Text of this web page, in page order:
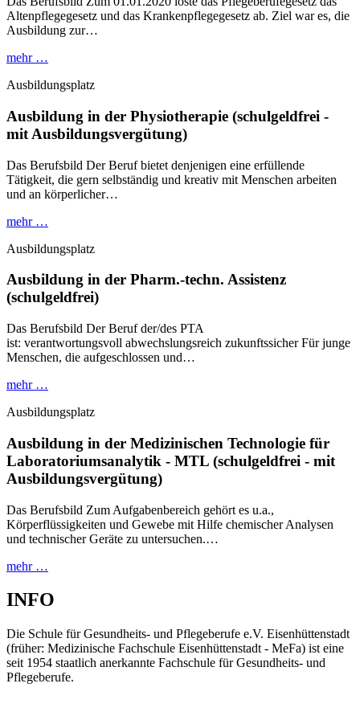
Altenpflegegesetz und das Krankenpflegegesetz ab. Ziel war es, die
Ausbildung zur…
mehr …
Ausbildungsplatz
Ausbildung in der Physiotherapie (schulgeldfrei -
mit Ausbildungsvergütung)
Das Berufsbild Der Beruf bietet denjenigen eine erfüllende
Tätigkeit, die gern selbständig und kreativ mit Menschen arbeiten
und an körperlicher…
mehr …
Ausbildungsplatz
Ausbildung in der Pharm.-techn. Assistenz
(schulgeldfrei)
Das Berufsbild Der Beruf der/des PTA
ist: verantwortungsvoll abwechslungsreich zukunftssicher Für junge
Menschen, die aufgeschlossen und…
mehr …
Ausbildungsplatz
Ausbildung in der Medizinischen Technologie für
Laboratoriumsanalytik - MTL (schulgeldfrei - mit
Ausbildungsvergütung)
Das Berufsbild Zum Aufgabenbereich gehört es u.a.,
Körperflüssigkeiten und Gewebe mit Hilfe chemischer Analysen
und technischer Geräte zu untersuchen.…
mehr …
INFO
Die Schule für Gesundheits- und Pflegeberufe e.V. Eisenhüttenstadt
(früher: Medizinische Fachschule Eisenhüttenstadt - MeFa) ist eine
seit 1954 staatlich anerkannte Fachschule für Gesundheits- und
Pflegeberufe.